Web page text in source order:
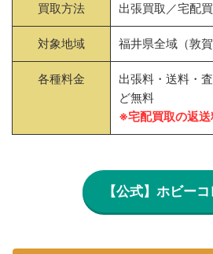
買取方法 出張買取／宅配
対象地域 福井県全域（敦賀
各種料金
出張料・送料・
ど無料
※宅配買取の返
【公式】ホビー